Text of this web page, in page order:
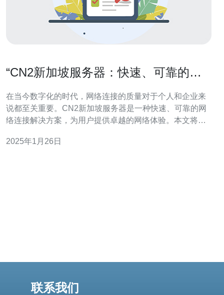
“CN2新加坡服务器：快速、可靠的网
在当今数字化的时代，网络连接的质量对于个人和企业来
说都至关重要。CN2新加坡服务器是一种快速、可靠的网
络连接解决方案，为用户提供卓越的网络体验。本文将介
用了先进的网络技术，提供了快速的网络连接。它利用了
2025年1月26日
联系我们